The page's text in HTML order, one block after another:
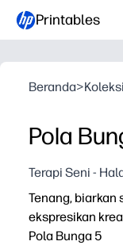
Printables
Beranda>Koleksi
Pola
Terapi Seni -
Tenang, biarkan
ekspresikan
Pola Bunga 5